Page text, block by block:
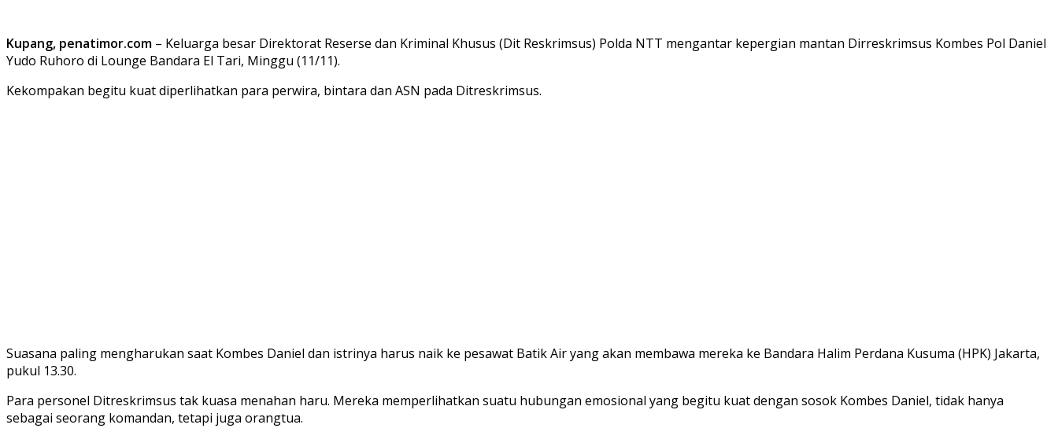
Kupang, penatimor.com – Keluarga besar Direktorat Reserse dan Kriminal Khusus (Dit Reskrimsus) Polda NTT mengantar kepergian mantan Dirreskrimsus Kombes Pol Daniel
Yudo Ruhoro di Lounge Bandara El Tari, Minggu (11/11).
Kekompakan begitu kuat diperlihatkan para perwira, bintara dan ASN pada Ditreskrimsus.
Suasana paling mengharukan saat Kombes Daniel dan istrinya harus naik ke pesawat Batik Air yang akan membawa mereka ke Bandara Halim Perdana Kusuma (HPK) Jakarta,
pukul 13.30.
Para personel Ditreskrimsus tak kuasa menahan haru. Mereka memperlihatkan suatu hubungan emosional yang begitu kuat dengan sosok Kombes Daniel, tidak hanya
sebagai seorang komandan, tetapi juga orangtua.